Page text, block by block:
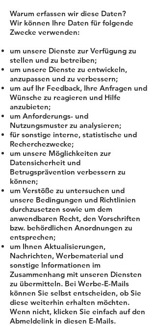
Warum erfassen wir diese Daten?
Wir können Ihre Daten für folgende
Zwecke verwenden:
um unsere Dienste zur Verfügung zu
stellen und zu betreiben;
um unsere Dienste zu entwickeln,
anzupassen und zu verbessern;
um auf Ihr Feedback, Ihre Anfragen und
Wünsche zu reagieren und Hilfe
anzubieten;
um Anforderungs- und
Nutzungsmuster zu analysieren;
für sonstige interne, statistische und
Recherchezwecke;
um unsere Möglichkeiten zur
Datensicherheit und
Betrugsprävention verbessern zu
können;
um Verstöße zu untersuchen und
unsere Bedingungen und Richtlinien
durchzusetzen sowie um dem
anwendbaren Recht, den Vorschriften
bzw. behördlichen Anordnungen zu
entsprechen;
um Ihnen Aktualisierungen,
Nachrichten, Werbematerial und
sonstige Informationen im
Zusammenhang mit unseren Diensten
zu übermitteln. Bei Werbe-E-Mails
können Sie selbst entscheiden, ob Sie
diese weiterhin erhalten möchten.
Wenn nicht, klicken Sie einfach auf den
Abmeldelink in diesen E-Mails.